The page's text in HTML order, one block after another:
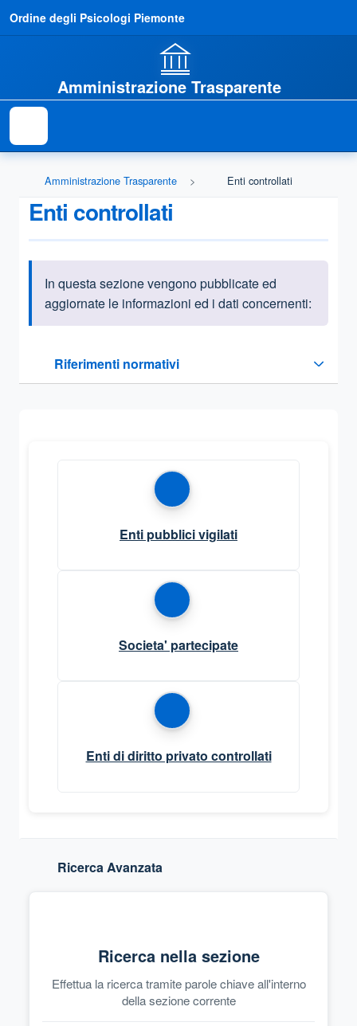
Ordine degli Psicologi Piemonte
Amministrazione Trasparente
Amministrazione Trasparente Enti controllati
Enti controllati
Informazioni introduttive
In questa sezione vengono pubblicate ed
aggiornate le informazioni ed i dati concernenti:
Riferimenti normativi
Sezione compressa
Enti pubblici vigilati
Societa' partecipate
Enti di diritto privato controllati
Ricerca Avanzata
Ricerca nella sezione
Effettua la ricerca tramite parole chiave all'interno
della sezione corrente